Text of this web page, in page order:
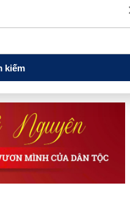
biểu trên toàn quốc
Hà Nội
AI từ công cụ hỗ
quản trị rủi ro của doanh
kiếm